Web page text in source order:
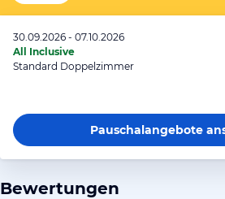
30.09.2026 - 07.10.2026
All Inclusive
Standard Doppelzimmer
Pauschalangebote
Bewertungen